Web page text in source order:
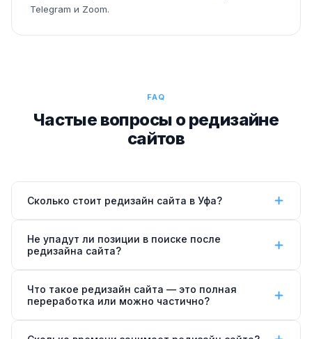
Telegram и Zoom.
FAQ
Частые вопросы о редизайне
сайтов
Сколько стоит редизайн сайта в Уфа?
обновление ключевых страниц, от 50 000 ₽
после бесплатного анализа вашего сайта.
Не упадут ли позиции в поиске после
редизайна сайта?
сохраняем существующие URL, настраиваем 301-
Что такое редизайн сайта — это полная
переработка или можно частично?